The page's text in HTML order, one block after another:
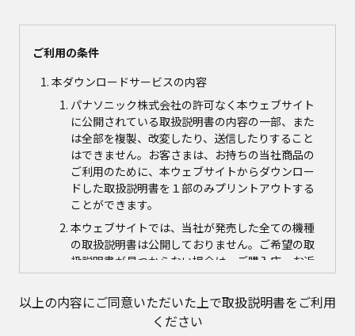
ご利用の条件
本ダウンロードサービスの内容
パナソニック株式会社の許可なく本ウェブサイト
に公開されている取扱説明書の内容の一部、また
は全部を複製、改変したり、送信したりすること
はできません。お客さまは、お持ちの当社商品の
ご利用のために、本ウェブサイトからダウンロー
ドした取扱説明書を１部のみプリントアウトする
ことができます。
本ウェブサイトでは、当社が発売した全ての機種
の取扱説明書は公開しておりません。ご希望の取
扱説明書が見つからない場合は、ご購入店、お近
くの当社商品の取扱店、または当社サービス会社
に直接お問い合わせの上、ご購入いただきますよ
うお願いいたします。ただし、商品自体の生産中
止などの理由により、当該商品につき取扱説明書
以上の内容にご同意いただいた上で取扱説明書をご利用
ください